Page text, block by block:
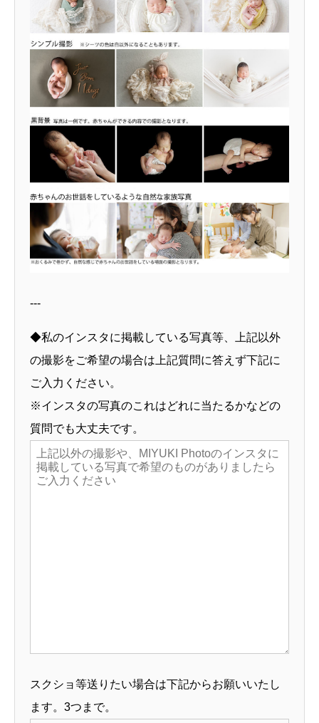
---
◆私のインスタに掲載している写真等、上記以外
の撮影をご希望の場合は上記質問に答えず下記に
ご入力ください。
※インスタの写真のこれはどれに当たるかなどの
質問でも大丈夫です。
スクショ等送りたい場合は下記からお願いいたし
ます。3つまで。